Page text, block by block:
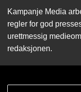
Kampanje Media
regler for god
urettmessig
redaksjonen.